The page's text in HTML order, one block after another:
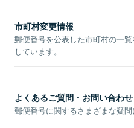
市町村変更情報
郵便番号を公表した市町村の一
しています。
よくあるご質問・お問い合わせ
郵便番号に関するさまざまな疑問